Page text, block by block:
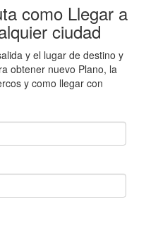
como Llegar a
ciudad
y el lugar de destino y
obtener nuevo Plano, la
y como llegar con